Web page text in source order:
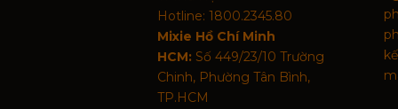
Hotline: 1800.2345.80
Mixie Hồ Chí Minh
HCM: Số 449/23/10 Trường
Chinh, Phường Tân Bình,
TP.HCM